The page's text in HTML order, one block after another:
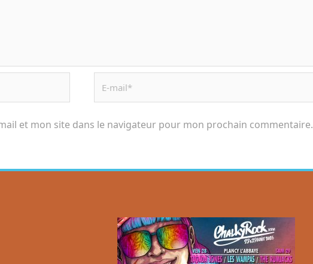
et mon site dans le navigateur pour mon prochain commentaire.